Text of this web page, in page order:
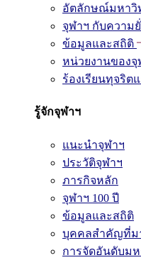
อัตลักษณ์มหาวิ
จุฬาฯ กับความ
ข้อมูลและสถิติ
หน่วยงานของจุ
ร้องเรียนทุจริต
รู้จักจุฬาฯ
แนะนำจุฬาฯ
ประวัติจุฬาฯ
ภารกิจหลัก
จุฬาฯ 100 ปี
ข้อมูลและสถิติ
บุคคลสำคัญที่ม
การจัดอันดับม